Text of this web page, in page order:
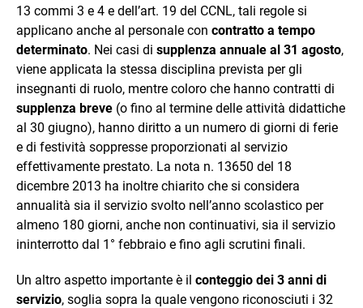
13 commi 3 e 4 e dell’art. 19 del CCNL, tali regole si
applicano anche al personale con contratto a tempo
determinato. Nei casi di supplenza annuale al 31 agosto,
viene applicata la stessa disciplina prevista per gli
insegnanti di ruolo, mentre coloro che hanno contratti di
supplenza breve (o fino al termine delle attività didattiche
al 30 giugno), hanno diritto a un numero di giorni di ferie
e di festività soppresse proporzionati al servizio
effettivamente prestato. La nota n. 13650 del 18
dicembre 2013 ha inoltre chiarito che si considera
annualità sia il servizio svolto nell’anno scolastico per
almeno 180 giorni, anche non continuativi, sia il servizio
ininterrotto dal 1° febbraio e fino agli scrutini finali.
Un altro aspetto importante è il conteggio dei 3 anni di
servizio, soglia sopra la quale vengono riconosciuti i 32